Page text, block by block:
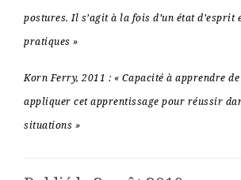
postures. Il s’agit à la fois d’un état d’esprit
pratiques »
Korn Ferry, 2011 : « Capacité à apprendre
appliquer cet apprentissage pour réussir
situations »